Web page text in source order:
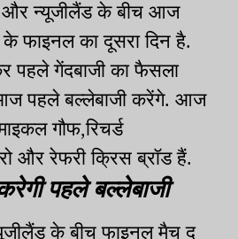
और न्यूजीलैंड के बीच आज
फाइनल का दूसरा दिन है.
पहले गेंदबाजी का फैसला
आज पहले बल्लेबाजी करेंगे. आज
गौफ,रिचर्ड
और रेफरी क्रिस ब्रॉड हैं.
पहले बल्लेबाजी
के बीच फाइनल मैच द